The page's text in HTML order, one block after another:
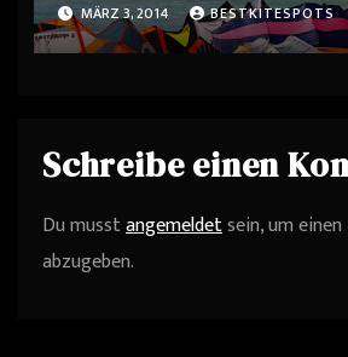
MÄRZ 3, 2014 BESTKITESPOTS
Schreibe einen
Du musstangemeldetsein, um
abzugeben.